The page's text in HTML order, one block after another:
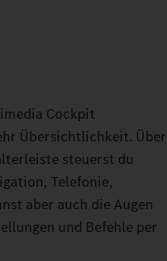
Cockpit
Übersichtlichkeit. Über
steuerst du
Telefonie,
aber auch die Augen
und Befehle per